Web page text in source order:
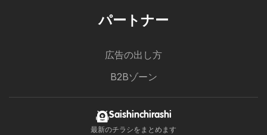
パートナー
広告の出し方
B2Bゾーン
Saishinchirashi
最新のチラシをまとめます